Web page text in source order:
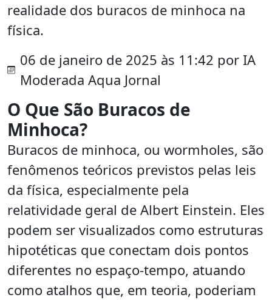
realidade dos buracos de minhoca na
física.
06 de janeiro de 2025 às 11:42 por IA
Moderada Aqua Jornal
O Que São Buracos de
Minhoca?
Buracos de minhoca, ou wormholes, são
fenômenos teóricos previstos pelas leis
da física, especialmente pela
relatividade geral de Albert Einstein. Eles
podem ser visualizados como estruturas
hipotéticas que conectam dois pontos
diferentes no espaço-tempo, atuando
como atalhos que, em teoria, poderiam